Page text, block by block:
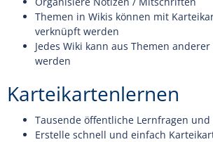
Themen in Wikis können mit
verknüpft werden
Jedes Wiki kann aus Themen
werden
Karteikartenlernen
Tausende öffentliche Lernfragen
Erstelle schnell und einfach